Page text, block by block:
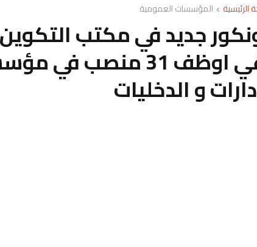
الرئيسية المؤسسات العمومية
باغي اوظف 31 منصب
و الدخليات